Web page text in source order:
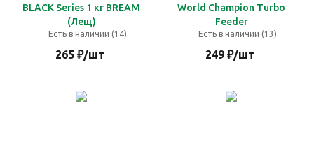
BLACK Series 1 кг BREAM
(Лещ)
Есть в наличии (14)
265₽/шт
World Champion Turbo
Feeder
Есть в наличии (13)
249₽/шт